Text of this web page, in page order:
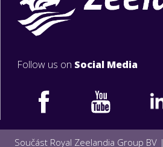
Follow us on Social Media
Součást Royal Zeelandia Group BV |